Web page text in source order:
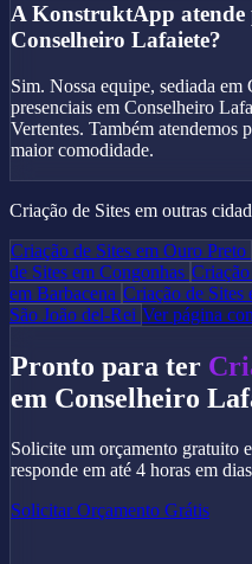
A KonstruktApp atende
Conselheiro Lafaiete?
Sim. Nossa equipe, sediada
presenciais em Conselheiro
Vertentes. Também atendemos
maior comodidade.
Criação de Sites em outras
Criação de Sites em Ouro Preto
de Sites em Congonhas
em Barbacena Criação de
São João del-Rei Ver página
Pronto para ter
em Conselheiro
Solicite um orçamento gratuito
responde em até 4 horas em
Solicitar Orçamento Grátis